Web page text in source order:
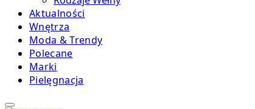
Aktualności
Wnętrza
Moda & Trendy
Polecane
Marki
Pielęgnacja